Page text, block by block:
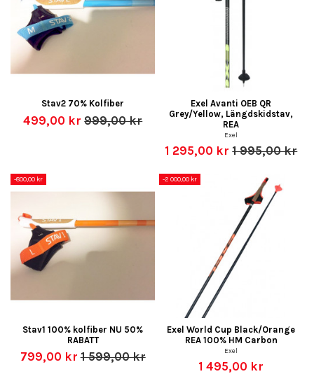
Stav2 70% Kolfiber
499,00 kr999,00 kr
Exel Avanti OEB QR
Grey/Yellow, Längdskidstav,
REA
Exel
1 295,00 kr1 995,00 kr
-800,00 kr
Stav1 100% kolfiber NU 50%
RABATT
799,00 kr1 599,00 kr
-2 000,00 kr
Exel World Cup Black/Orange
REA 100% HM Carbon
Exel
1 495,00 kr